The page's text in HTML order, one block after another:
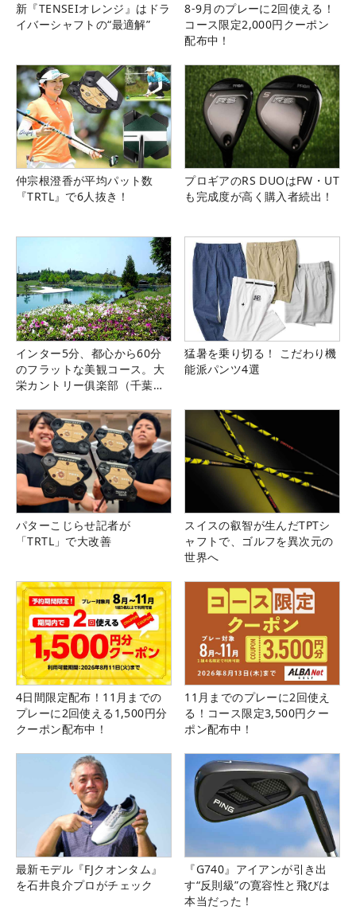
新『TENSEIオレンジ』はドラ
イバーシャフトの“最適解”
8-9月のプレーに2回使える！
コース限定2,000円クーポン
配布中！
仲宗根澄香が平均パット数
『TRTL』で6人抜き！
プロギアのRS DUOはFW・UT
も完成度が高く購入者続出！
インター5分、都心から60分
のフラットな美観コース。大
栄カントリー俱楽部（千葉
猛暑を乗り切る！ こだわり機
能派パンツ4選
パターこじらせ記者が
「TRTL」で大改善
スイスの叡智が生んだTPTシ
ャフトで、ゴルフを異次元の
世界へ
4日間限定配布！11月までの
プレーに2回使える1,500円分
クーポン配布中！
11月までのプレーに2回使え
る！コース限定3,500円クー
ポン配布中！
最新モデル『FJクオンタム』
を石井良介プロがチェック
『G740』アイアンが引き出
す“反則級”の寛容性と飛びは
本当だった！